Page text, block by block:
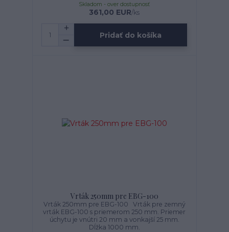
361,00 EUR/ks
Skladom - over dostupnosť
Pridať do košíka
Vrták 250mm pre EBG-100
Vrták 250mm pre EBG-100 Vrták pre zemný
vrták EBG-100 s priemerom 250 mm. Priemer
úchytu je vnútri 20 mm a vonkajší 25 mm.
Dĺžka 1000 mm.